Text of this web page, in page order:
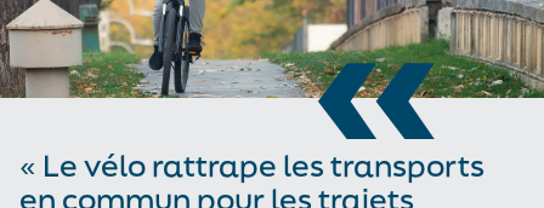
«
« Le vélo rattrape les transports
en commun pour les trajets